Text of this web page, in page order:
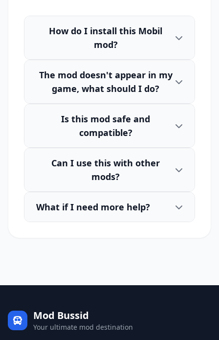
How do I install this Mobil
mod?
The mod doesn't appear in my
game, what should I do?
Is this mod safe and
compatible?
Can I use this with other
mods?
What if I need more help?
Mod Bussid
Your ultimate mod destination